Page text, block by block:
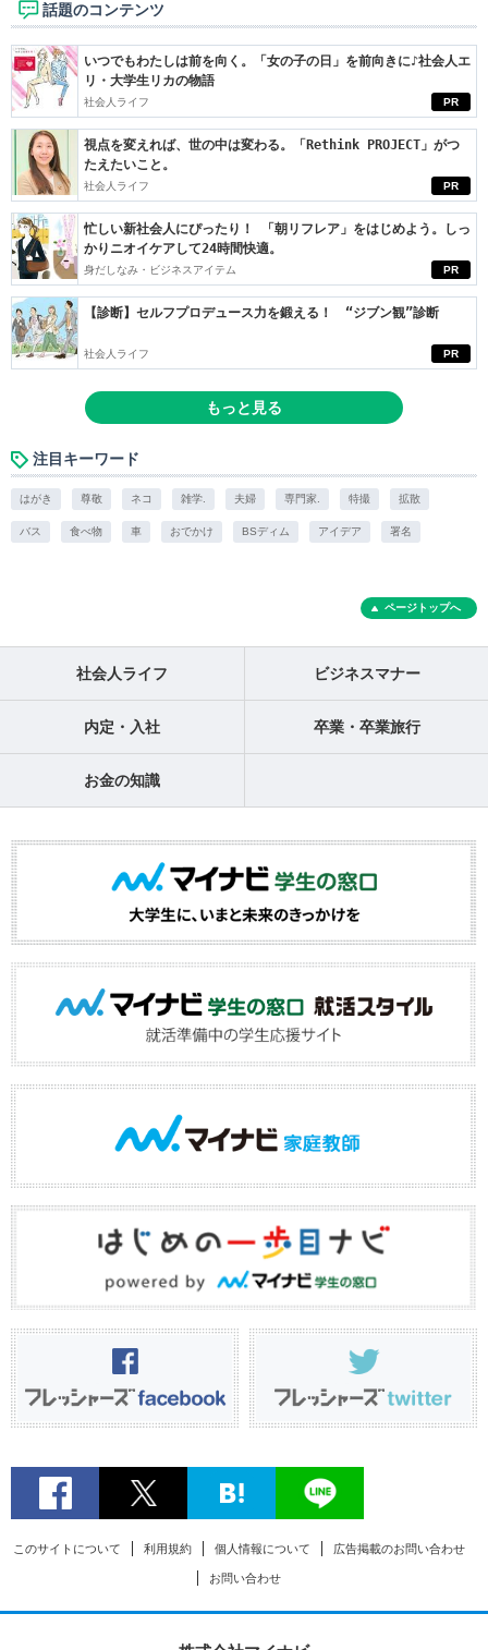
話題のコンテンツ
PR
いつでもわたしは前を向く。「女の子の日」を前向きに♪社会人エ
リ・大学生リカの物語
社会人ライフ
PR
視点を変えれば、世の中は変わる。「Rethink PROJECT」がつ
たえたいこと。
社会人ライフ
PR
忙しい新社会人にぴったり！ 「朝リフレア」をはじめよう。しっ
かりニオイケアして24時間快適。
身だしなみ・ビジネスアイテム
PR
【診断】セルフプロデュース力を鍛える！ “ジブン観”診断
社会人ライフ
もっと見る
注目キーワード
はがき 尊敬 ネコ 雑学. 夫婦 専門家. 特撮 拡散
バス 食べ物 車 おでかけ BSディム アイデア 署名
ページトップへ
社会人ライフ ビジネスマナー
内定・入社 卒業・卒業旅行
お金の知識
このサイトについて 利用規約 個人情報について 広告掲載のお問い合わせ
お問い合わせ